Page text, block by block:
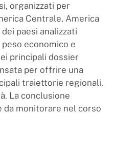
organizzati per
Centrale, America
paesi analizzati
economico e
principali dossier
per offrire una
traiettorie regionali,
La conclusione
da monitorare nel corso